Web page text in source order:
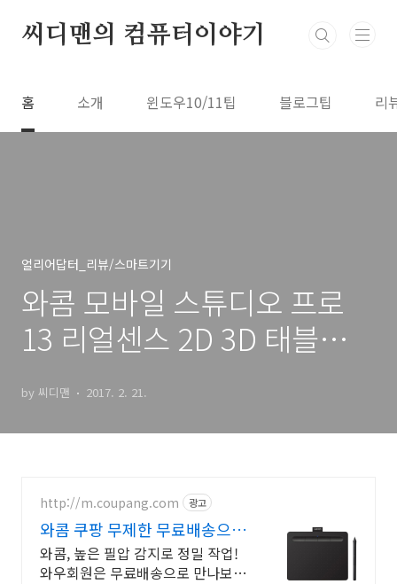
씨디맨의 컴퓨터이야기
홈 소개 윈도우10/11팁 블로그팁 리
얼리어답터_리뷰/스마트기기
와콤 모바일 스튜디오 프로
13 리얼센스 2D 3D 태블릿
by 씨디맨 2017. 2. 21.
http://m.coupang.com 광고
와콤 쿠팡 무제한 무료배송으로
즐겨요
와콤, 높은 필압 감지로 정밀 작업!
와우회원은 무료배송으로 만나보세